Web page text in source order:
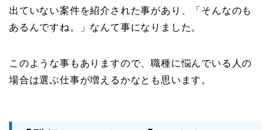
出ていない案件を紹介された事があり、「そんなのも
あるんですね。」なんて事になりました。
このような事もありますので、職種に悩んでいる人の
場合は選ぶ仕事が増えるかなとも思います。